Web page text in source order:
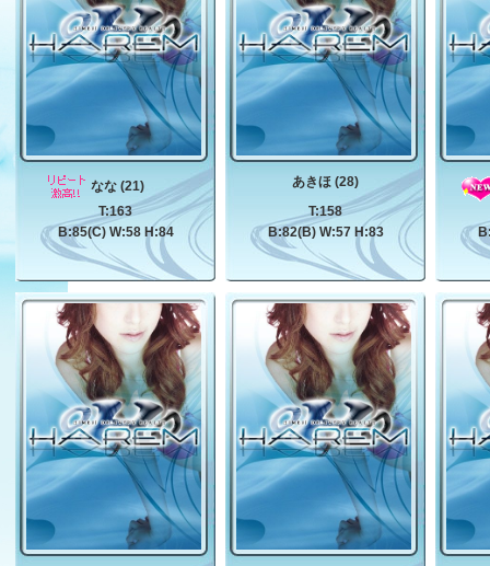
なな (21)
T:163
B:85(C) W:58 H:84
あきほ (28)
T:158
B:82(B) W:57 H:83